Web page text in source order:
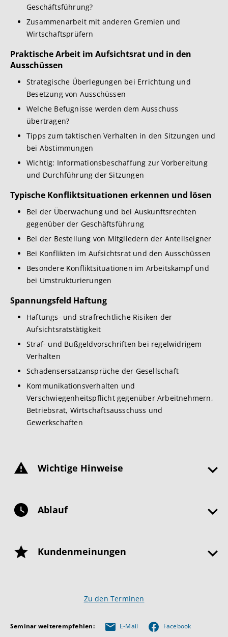
Geschäftsführung?
Zusammenarbeit mit anderen Gremien und
Wirtschaftsprüfern
Praktische Arbeit im Aufsichtsrat und in den
Ausschüssen
Strategische Überlegungen bei Errichtung und
Besetzung von Ausschüssen
Welche Befugnisse werden dem Ausschuss
übertragen?
Tipps zum taktischen Verhalten in den Sitzungen und
bei Abstimmungen
Wichtig: Informationsbeschaffung zur Vorbereitung
und Durchführung der Sitzungen
Typische Konfliktsituationen erkennen und lösen
Bei der Überwachung und bei Auskunftsrechten
gegenüber der Geschäftsführung
Bei der Bestellung von Mitgliedern der Anteilseigner
Bei Konflikten im Aufsichtsrat und den Ausschüssen
Besondere Konfliktsituationen im Arbeitskampf und
bei Umstrukturierungen
Spannungsfeld Haftung
Haftungs- und strafrechtliche Risiken der
Aufsichtsratstätigkeit
Straf- und Bußgeldvorschriften bei regelwidrigem
Verhalten
Schadensersatzansprüche der Gesellschaft
Kommunikationsverhalten und
Verschwiegenheitspflicht gegenüber Arbeitnehmern,
Betriebsrat, Wirtschaftsausschuss und
Gewerkschaften
Wichtige Hinweise
Ablauf
Kundenmeinungen
Zu den Terminen
Seminar weiterempfehlen: E-Mail Facebook